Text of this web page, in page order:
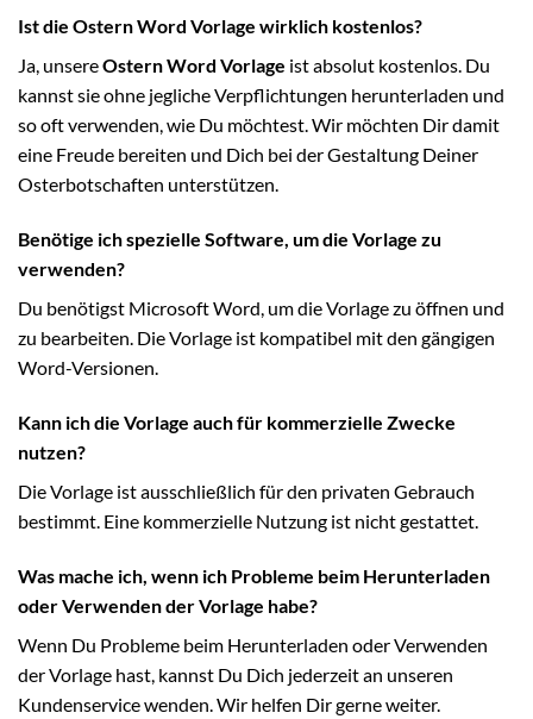
Ist die Ostern Word Vorlage wirklich kostenlos?
Ja, unsereOstern Word Vorlage ist absolut kostenlos. Du
kannst sie ohne jegliche Verpflichtungen herunterladen und
so oft verwenden, wie Du möchtest. Wir möchten Dir damit
eine Freude bereiten und Dich bei der Gestaltung Deiner
Osterbotschaften unterstützen.
Benötige ich spezielle Software, um die Vorlage zu
verwenden?
Du benötigst Microsoft Word, um die Vorlage zu öffnen und
zu bearbeiten. Die Vorlage ist kompatibel mit den gängigen
Word-Versionen.
Kann ich die Vorlage auch für kommerzielle Zwecke
nutzen?
Die Vorlage ist ausschließlich für den privaten Gebrauch
bestimmt. Eine kommerzielle Nutzung ist nicht gestattet.
Was mache ich, wenn ich Probleme beim Herunterladen
oder Verwenden der Vorlage habe?
Wenn Du Probleme beim Herunterladen oder Verwenden
der Vorlage hast, kannst Du Dich jederzeit an unseren
Kundenservice wenden. Wir helfen Dir gerne weiter.